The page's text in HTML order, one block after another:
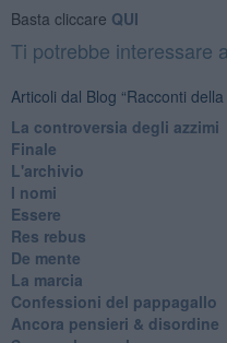
Basta cliccare QUI
Ti potrebbe interessare
Articoli dal Blog “Racconti
La controversia degli azzimi
Finale
L'archivio
I nomi
Essere
Res rebus
De mente
La marcia
Confessioni del pappagallo
Ancora pensieri & disordine